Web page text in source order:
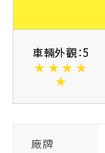
車輛外觀：5
★ ★ ★ ★
★
廠牌